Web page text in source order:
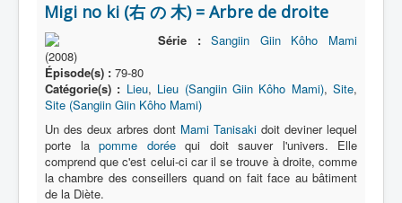
Site
Migi no ki (右 の 木) = Arbre de droite
Série :
Sangiin Giin Kôho Mami
(2008)
Épisode(s) : 79-80
Catégorie(s) : Lieu, Lieu (Sangiin Giin Kôho Mami), Site,
Site (Sangiin Giin Kôho Mami)
Un des deux arbres dont Mami Tanisaki doit deviner lequel
porte la pomme doréequi doit sauver l'univers. Elle
comprend que c'est celui-ci car il se trouve à droite, comme
la chambre des conseillers quand on fait face au bâtiment
de la Diète.